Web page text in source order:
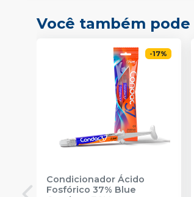
Você também
-17%
Condicionador Ácido
Fosfórico 37% Blue